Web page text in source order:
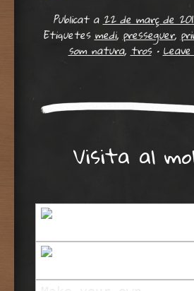
Publicat a22 de març de
Etiquetesmedi,presseguer,
som natura,tros •
Visita al